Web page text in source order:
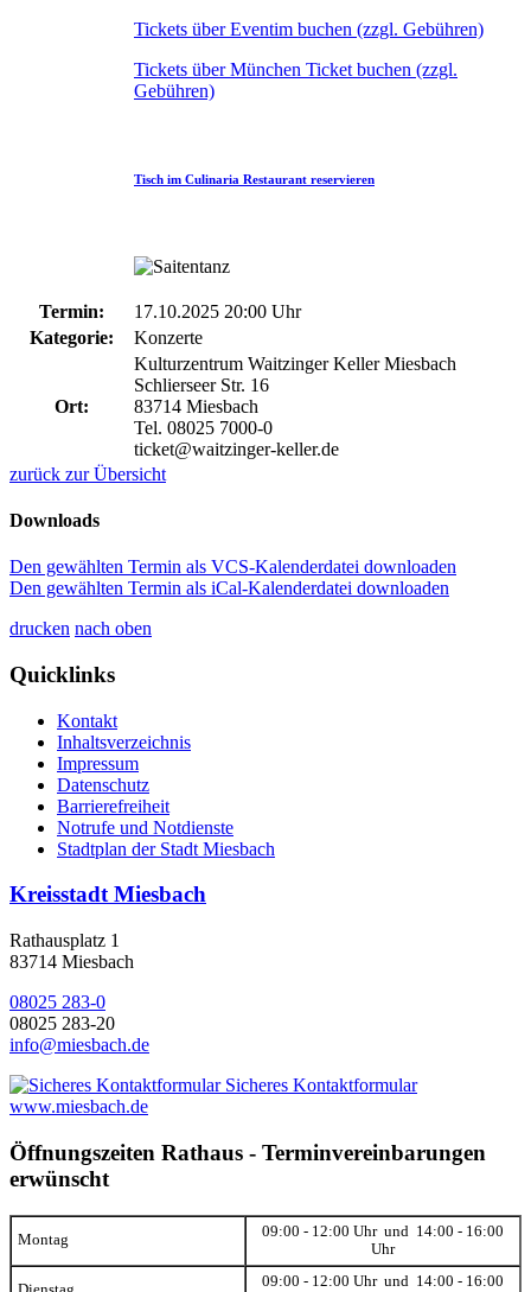
Tickets über Eventim buchen (zzgl. Gebühren)
Tickets über München Ticket buchen (zzgl.
Gebühren)
Tisch im Culinaria Restaurant reservieren
Termin:
17.10.2025 20:00 Uhr
Kategorie:
Konzerte
Ort:
Kulturzentrum Waitzinger Keller Miesbach
Schlierseer Str. 16
83714 Miesbach
Tel. 08025 7000-0
ticket@waitzinger-keller.de
zurück zur Übersicht
Downloads
Den gewählten Termin als VCS-Kalenderdatei downloaden
Den gewählten Termin als iCal-Kalenderdatei downloaden
drucken nach oben
Quicklinks
Kontakt
Inhaltsverzeichnis
Impressum
Datenschutz
Barrierefreiheit
Notrufe und Notdienste
Stadtplan der Stadt Miesbach
Kreisstadt Miesbach
Rathausplatz 1
83714 Miesbach
08025 283-0
08025 283-20
info@miesbach.de
Sicheres Kontaktformular
www.miesbach.de
Öffnungszeiten Rathaus - Terminvereinbarungen
erwünscht
Montag
09:00 - 12:00 Uhr und 14:00 - 16:00
Uhr
09:00 - 12:00 Uhr und 14:00 - 16:00